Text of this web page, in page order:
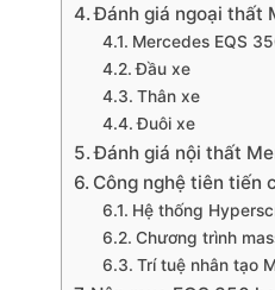
Đánh giá ngoại thất
Mercedes EQS
Đầu xe
Thân xe
Đuôi xe
Đánh giá nội thất
Công nghệ tiên tiến
Hệ thống
Chương trình
Trí tuệ nhân tạo